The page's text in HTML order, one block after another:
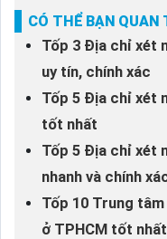
CÓ THỂ BẠN QUAN
Tốp 3 Địa chỉ xét
uy tín, chính xác
Tốp 5 Địa chỉ xét
tốt nhất
Tốp 5 Địa chỉ xét
nhanh và chính
Tốp 10 Trung tâm
ở TPHCM tốt nhất